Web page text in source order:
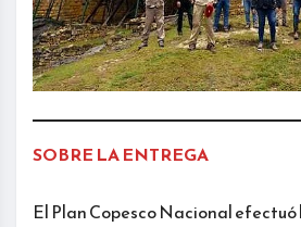
SOBRE LA ENTREGA
El Plan Copesco Nacional